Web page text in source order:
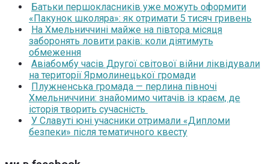
Батьки першокласників уже можуть оформити
«Пакунок школяра»: як отримати 5 тисяч гривень
На Хмельниччині майже на півтора місяця
заборонять ловити раків: коли діятимуть
обмеження
Авіабомбу часів Другої світової війни ліквідували
на території Ярмолинецької громади
Плужненська громада — перлина півночі
Хмельниччини: знайомимо читачів із краєм, де
історія творить сучасність
У Славуті юні учасники отримали «Дипломи
безпеки» після тематичного квесту